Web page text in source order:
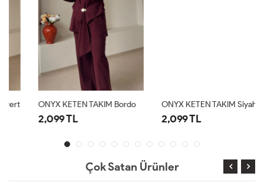
ONYX KETEN TAKIM Bordo
2,099 TL
ONYX KETEN TAKIM Siyah
2,099 TL
Çok Satan Ürünler